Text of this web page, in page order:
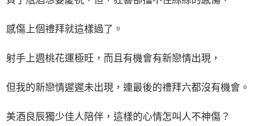
感傷上個禮拜就這樣過了。
射手上週桃花運極旺，而且有機會有新戀情出現，
但我的新戀情遲遲未出現，連最後的禮拜六都沒有機會。
美酒良辰獨少佳人陪伴，這樣的心情怎叫人不神傷？